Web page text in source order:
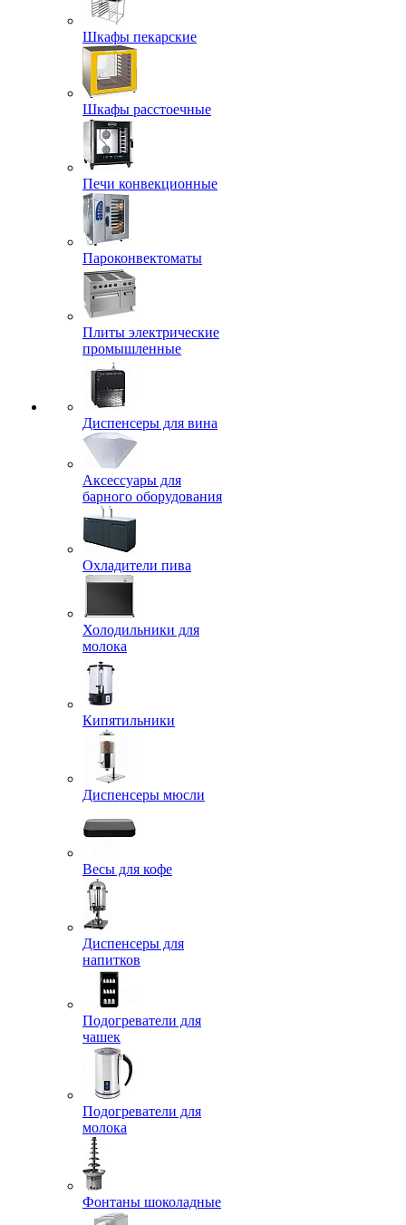
Шкафы пекарские
Шкафы расстоечные
Печи конвекционные
Пароконвектоматы
Плиты электрические
промышленные
Диспенсеры для вина
Аксессуары для
барного оборудования
Охладители пива
Холодильники для
молока
Кипятильники
Диспенсеры мюсли
Весы для кофе
Диспенсеры для
напитков
Подогреватели для
чашек
Подогреватели для
молока
Фонтаны шоколадные